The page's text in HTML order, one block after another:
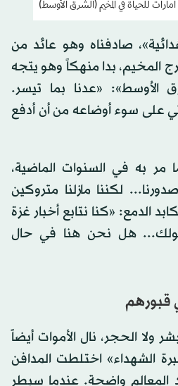
للحياة في المخيم (الشرق الأوسط)
صادفناه وهو عائد من
المخيم، بدا منهكاً وهو يتجه
الأوسط»: «عدنا بما تيسر.
على سوء أوضاعه من أن أدفع
مر به في السنوات الماضية،
لكننا مازلنا متروكين
الدمع: «كنا نتابع أخبار غزة
هل نحن هنا في حال
قبورهم
ولا الحجر، نال الأموات أيضاً
الشهداء» اختلطت المدافن
المعالم واضحة. عندما سيطر